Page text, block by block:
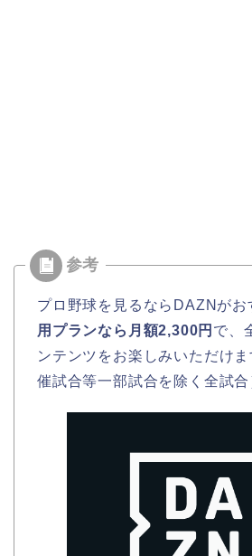
プロ野球を見るならDAZNがお
用プランなら月額2,300円 で、
ンテンツをお楽しみいただけ
催試合等一部試合を除く全試合